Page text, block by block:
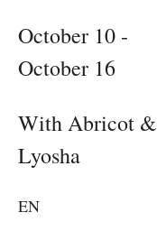
October 10 -
October 16
With Abricot &
Lyosha
EN